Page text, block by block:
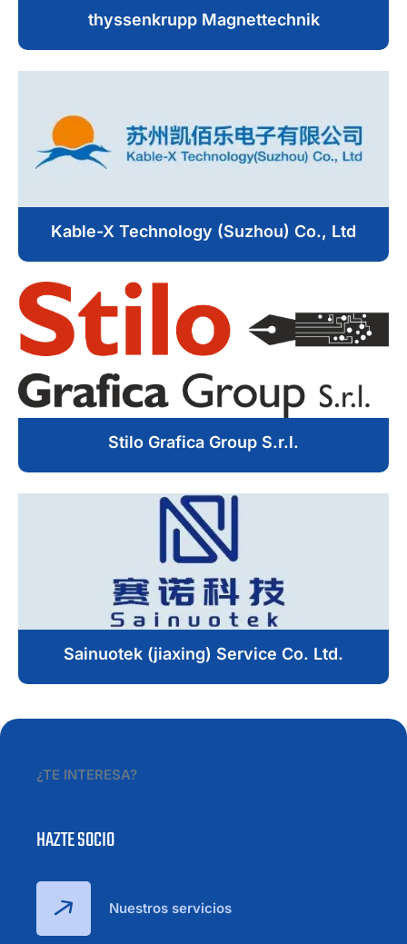
thyssenkrupp Magnettechnik
Kable-X Technology (Suzhou) Co., Ltd
Stilo Grafica Group S.r.l.
Sainuotek (jiaxing) Service Co. Ltd.
¿TE INTERESA?
HAZTE SOCIO
Nuestros servicios